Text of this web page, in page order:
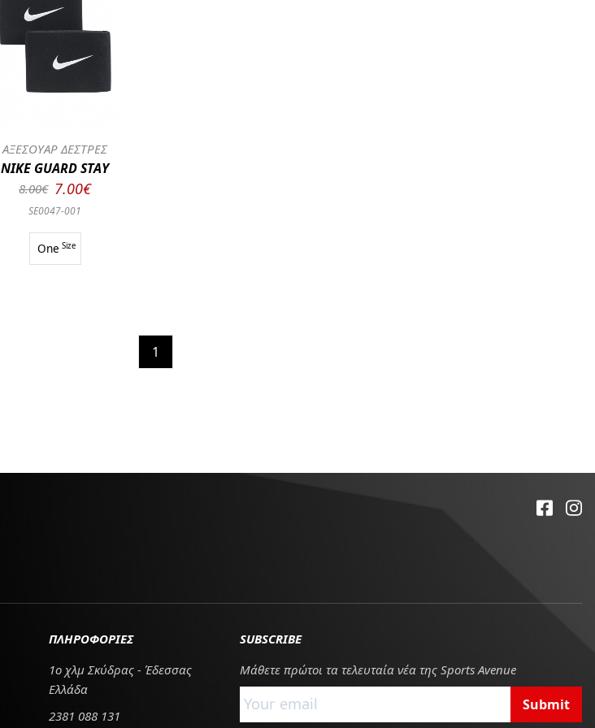
ΑΞΕΣΟΥΑΡ ΔΕΣΤΡΕΣ
NIKE GUARD STAY
8.00€ 7.00€
SE0047-001
One Size
1
ΠΛΗΡΟΦΟΡΙΕΣ
1ο χλμ Σκύδρας - Έδεσσας
Ελλάδα
2381 088 131
SUBSCRIBE
Μάθετε πρώτοι τα τελευταία νέα της Sports Avenue
Submit